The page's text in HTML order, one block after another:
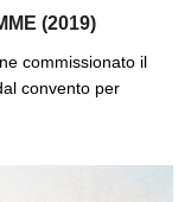
(2019)
commissionato il
convento per